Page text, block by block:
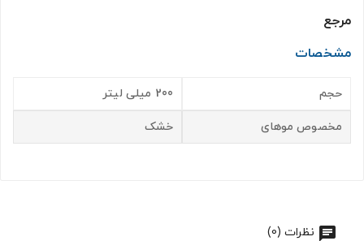
مرجع
مشخصات
حجم 200 میلی لیتر
مخصوص موهای خشک
نظرات (0)